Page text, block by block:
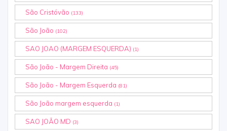
São Cristóvão (133)
São João (102)
SAO JOAO (MARGEM ESQUERDA) (1)
São João - Margem Direita (45)
São João - Margem Esquerda (81)
São João margem esquerda (1)
SAO JOÃO MD (3)